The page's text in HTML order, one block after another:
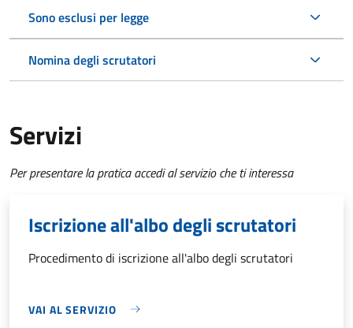
Sono esclusi per legge
Nomina degli scrutatori
Servizi
Per presentare la pratica accedi al servizio che ti interessa
Iscrizione all'albo degli scrutatori
Procedimento di iscrizione all'albo degli scrutatori
VAI AL SERVIZIO